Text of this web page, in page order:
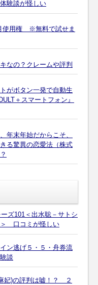
験談が怪しい
使用権 ※無料で試せま
なの？クレームや評判
がボタン一発で自動生
＋スマートフォン』
年末年始だからこそ、
る驚異の恋愛法（株式
ズ101＜出水聡－サトシ
＞ 口コミが怪しい
ン逃げ５・５・舟券流
談
妃)の評判は嘘！？ ２